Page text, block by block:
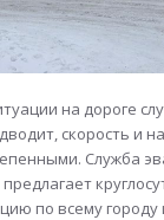
на дороге
скорость и
Служба
по всему